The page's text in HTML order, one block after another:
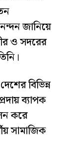
জানিয়ে
ও সদরের
বিভিন্ন
ব্যাপক
করে
সামাজিক